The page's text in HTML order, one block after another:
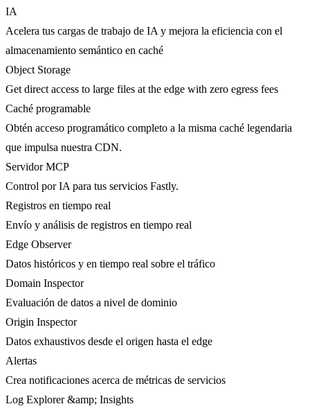
IA
Acelera tus cargas de trabajo de IA y mejora la eficiencia con el
almacenamiento semántico en caché
Object Storage
Get direct access to large files at the edge with zero egress fees
Caché programable
Obtén acceso programático completo a la misma caché legendaria
que impulsa nuestra CDN.
Servidor MCP
Control por IA para tus servicios Fastly.
Registros en tiempo real
Envío y análisis de registros en tiempo real
Edge Observer
Datos históricos y en tiempo real sobre el tráfico
Domain Inspector
Evaluación de datos a nivel de dominio
Origin Inspector
Datos exhaustivos desde el origen hasta el edge
Alertas
Crea notificaciones acerca de métricas de servicios
Log Explorer &amp; Insights